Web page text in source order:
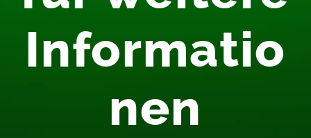
Informatio
nen